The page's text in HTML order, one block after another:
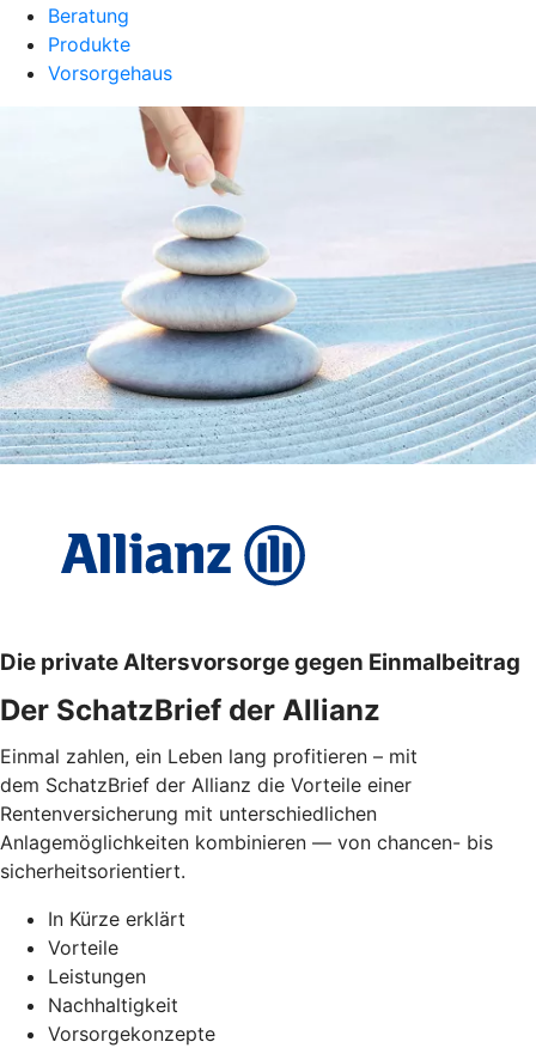
Beratung
Produkte
Vorsorgehaus
Die private Altersvorsorge gegen Einmalbeitrag
Der SchatzBrief der Allianz
Einmal zahlen, ein Leben lang profitieren – mit
dem SchatzBrief der Allianz die Vorteile einer
Rentenversicherung mit unterschiedlichen
Anlagemöglichkeiten kombinieren — von chancen- bis
sicherheitsorientiert.
In Kürze erklärt
Vorteile
Leistungen
Nachhaltigkeit
Vorsorgekonzepte